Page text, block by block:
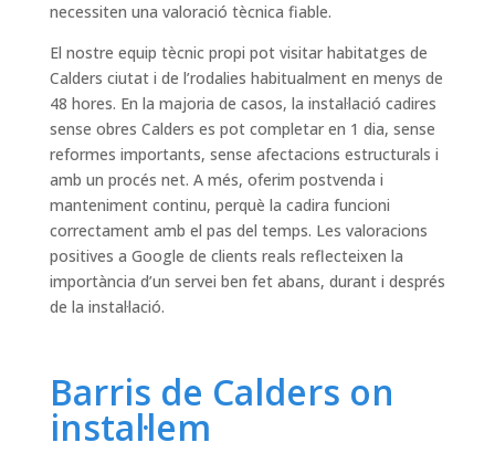
necessiten una valoració tècnica fiable.
El nostre equip tècnic propi pot visitar habitatges de
Calders ciutat i de l’rodalies habitualment en menys de
48 hores. En la majoria de casos, la instal·lació cadires
sense obres Calders es pot completar en 1 dia, sense
reformes importants, sense afectacions estructurals i
amb un procés net. A més, oferim postvenda i
manteniment continu, perquè la cadira funcioni
correctament amb el pas del temps. Les valoracions
positives a Google de clients reals reflecteixen la
importància d’un servei ben fet abans, durant i després
de la instal·lació.
Barris de Calders on
instal·lem